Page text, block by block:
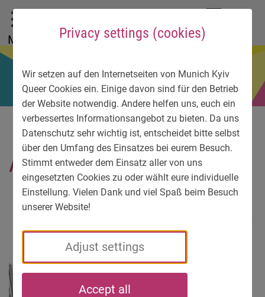
Privacy settings (cookies)
Wir setzen auf den Internetseiten von Munich Kyiv
Queer Cookies ein. Einige davon sind für den Betrieb
der Website notwendig. Andere helfen uns, euch ein
verbessertes Informationsangebot zu bieten. Da uns
Datenschutz sehr wichtig ist, entscheidet bitte selbst
über den Umfang des Einsatzes bei eurem Besuch.
Stimmt entweder dem Einsatz aller von uns
eingesetzten Cookies zu oder wählt eure individuelle
Einstellung. Vielen Dank und viel Spaß beim Besuch
unserer Website!
Adjust settings
Accept all
To main menu
To language menu
To search
To content
To service information
Menu
Alexander-Yankovskyi1-2